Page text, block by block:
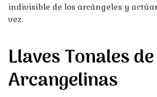
indivisible de los arcángeles y
vez.
Llaves Tonales
Arcangelinas